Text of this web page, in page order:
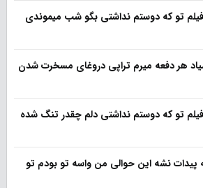
فیلم تو‌ که دوستم نداشتی بگو شب میموندی
هر دفعه میرم تراپی دروغای مسخرت شدن
فیلم تو‌ که دوستم نداشتی دلم چقدر تنگ شده
پیدات نشه این حوالی من واسه تو‌ بودم تو